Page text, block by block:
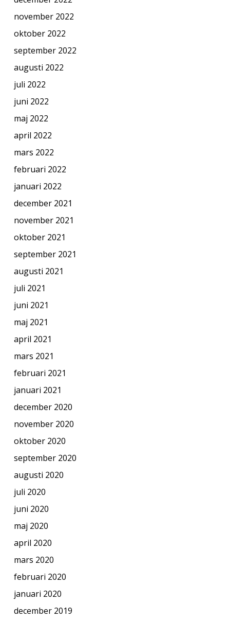
november 2022
oktober 2022
september 2022
augusti 2022
juli 2022
juni 2022
maj 2022
april 2022
mars 2022
februari 2022
januari 2022
december 2021
november 2021
oktober 2021
september 2021
augusti 2021
juli 2021
juni 2021
maj 2021
april 2021
mars 2021
februari 2021
januari 2021
december 2020
november 2020
oktober 2020
september 2020
augusti 2020
juli 2020
juni 2020
maj 2020
april 2020
mars 2020
februari 2020
januari 2020
december 2019